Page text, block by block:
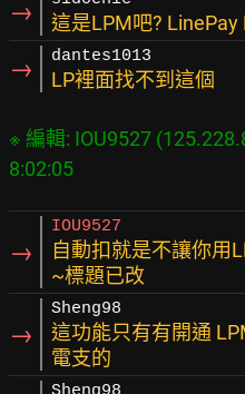
→ 這是LPM吧?
→ dantes1013
LP裡面找不到這個
※ 編輯: IOU9527
→
IOU9527
自動扣就是不讓你用
~標題已改
→
Sheng98
這功能只有有開通
電支的